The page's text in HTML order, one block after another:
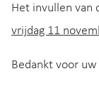
Het invullen van
vrijdag 11
Bedankt voor